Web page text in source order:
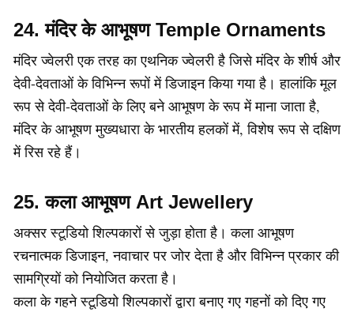
24. मंदिर के आभूषण Temple Ornaments
मंदिर ज्वेलरी एक तरह का एथनिक ज्वेलरी है जिसे मंदिर के शीर्ष और
देवी-देवताओं के विभिन्न रूपों में डिजाइन किया गया है। हालांकि मूल
रूप से देवी-देवताओं के लिए बने आभूषण के रूप में माना जाता है,
मंदिर के आभूषण मुख्यधारा के भारतीय हलकों में, विशेष रूप से दक्षिण
में रिस रहे हैं।
25. कला आभूषण Art Jewellery
अक्सर स्टूडियो शिल्पकारों से जुड़ा होता है। कला आभूषण
रचनात्मक डिजाइन, नवाचार पर जोर देता है और विभिन्न प्रकार की
सामग्रियों को नियोजित करता है।
कला के गहने स्टूडियो शिल्पकारों द्वारा बनाए गए गहनों को दिए गए